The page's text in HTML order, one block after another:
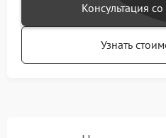
Консультация
Узнать